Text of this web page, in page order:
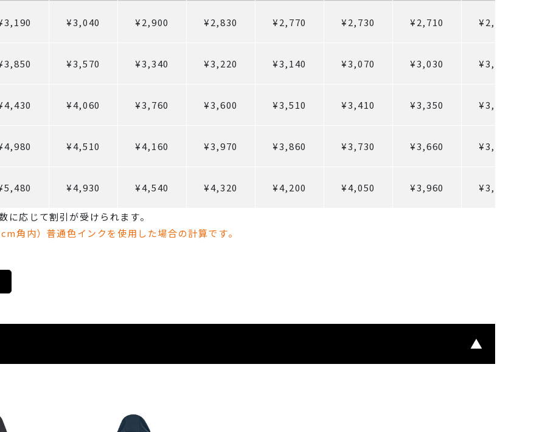
¥3,040 ¥2,900 ¥2,830 ¥2,770 ¥2,730 ¥2,710 ¥2,690
¥3,570 ¥3,340 ¥3,220 ¥3,140 ¥3,070 ¥3,030 ¥3,000
¥4,060 ¥3,760 ¥3,600 ¥3,510 ¥3,410 ¥3,350 ¥3,300
¥4,510 ¥4,160 ¥3,970 ¥3,860 ¥3,730 ¥3,660 ¥3,600
¥4,930 ¥4,540 ¥4,320 ¥4,200 ¥4,050 ¥3,960 ¥3,900
応じて割引が受けられます。
角内）普通色インクを使用した場合の計算です。